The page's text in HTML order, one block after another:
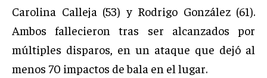
Carolina Calleja (53) y Rodrigo González (61).
Ambos fallecieron tras ser alcanzados por
múltiples disparos, en un ataque que dejó al
menos 70 impactos de bala en el lugar.